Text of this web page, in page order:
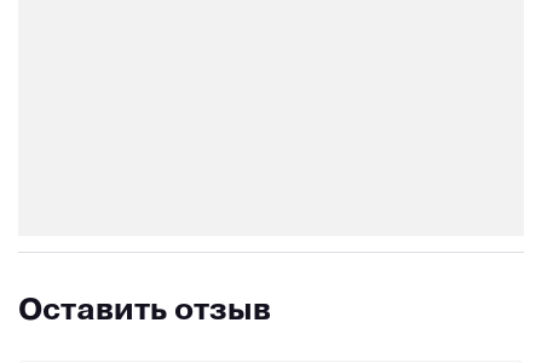
Оставить отзыв